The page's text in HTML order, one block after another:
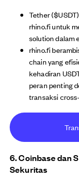
Tether
rhino.fi untuk
solution dalam
rhino.fi
chain yang
kehadiran
peran penting
transaksi
6. Coinbase dan
Sekuritas